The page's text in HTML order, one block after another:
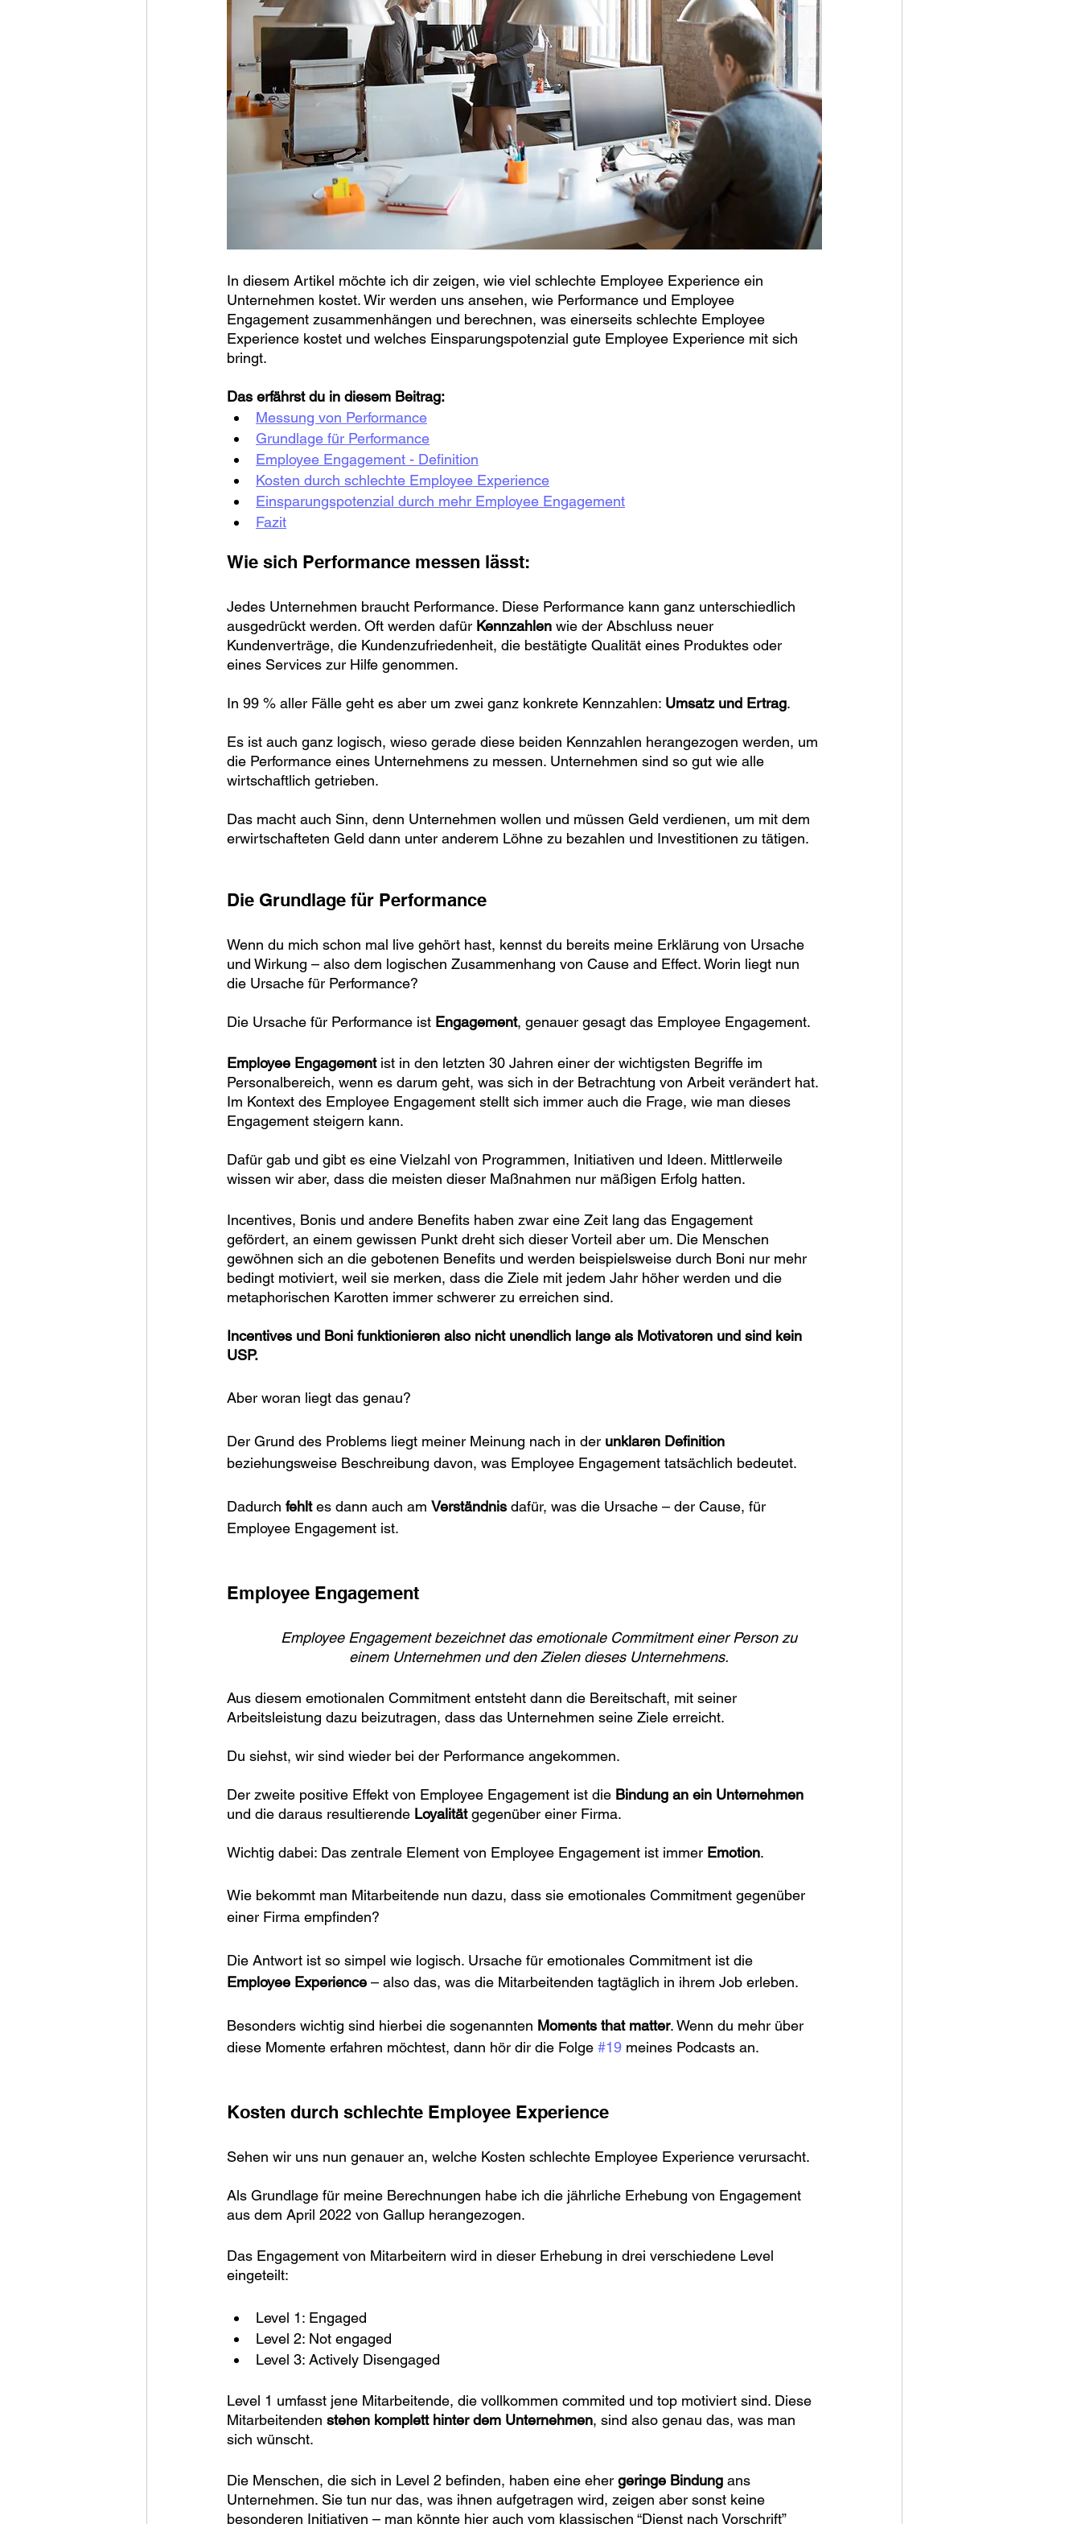
In diesem Artikel möchte ich dir zeigen, wie viel schlechte Employee Experience ein
Unternehmen kostet. Wir werden uns ansehen, wie Performance und Employee
Engagement zusammenhängen und berechnen, was einerseits schlechte Employee
Experience kostet und welches Einsparungspotenzial gute Employee Experience mit sich
bringt.
Das erfährst du in diesem Beitrag:
Messung von Performance
Grundlage für Performance
Employee Engagement - Definition
Kosten durch schlechte Employee Experience
Einsparungspotenzial durch mehr Employee Engagement
Fazit
Wie sich Performance messen lässt:
Jedes Unternehmen braucht Performance. Diese Performance kann ganz unterschiedlich
ausgedrückt werden. Oft werden dafür Kennzahlen wie der Abschluss neuer
Kundenverträge, die Kundenzufriedenheit, die bestätigte Qualität eines Produktes oder
eines Services zur Hilfe genommen.
In 99 % aller Fälle geht es aber um zwei ganz konkrete Kennzahlen: Umsatz und Ertrag.
Es ist auch ganz logisch, wieso gerade diese beiden Kennzahlen herangezogen werden, um
die Performance eines Unternehmens zu messen. Unternehmen sind so gut wie alle
wirtschaftlich getrieben.
Das macht auch Sinn, denn Unternehmen wollen und müssen Geld verdienen, um mit dem
erwirtschafteten Geld dann unter anderem Löhne zu bezahlen und Investitionen zu tätigen.
Die Grundlage für Performance
Wenn du mich schon mal live gehört hast, kennst du bereits meine Erklärung von Ursache
und Wirkung – also dem logischen Zusammenhang von Cause and Effect. Worin liegt nun
die Ursache für Performance?
Die Ursache für Performance ist Engagement, genauer gesagt das Employee Engagement.
Employee Engagement ist in den letzten 30 Jahren einer der wichtigsten Begriffe im
Personalbereich, wenn es darum geht, was sich in der Betrachtung von Arbeit verändert hat.
Im Kontext des Employee Engagement stellt sich immer auch die Frage, wie man dieses
Engagement steigern kann.
Dafür gab und gibt es eine Vielzahl von Programmen, Initiativen und Ideen. Mittlerweile
wissen wir aber, dass die meisten dieser Maßnahmen nur mäßigen Erfolg hatten.
Incentives, Bonis und andere Benefits haben zwar eine Zeit lang das Engagement
gefördert, an einem gewissen Punkt dreht sich dieser Vorteil aber um. Die Menschen
gewöhnen sich an die gebotenen Benefits und werden beispielsweise durch Boni nur mehr
bedingt motiviert, weil sie merken, dass die Ziele mit jedem Jahr höher werden und die
metaphorischen Karotten immer schwerer zu erreichen sind.
Incentives und Boni funktionieren also nicht unendlich lange als Motivatoren und sind kein
USP.
Aber woran liegt das genau?
Der Grund des Problems liegt meiner Meinung nach in der unklaren Definition
beziehungsweise Beschreibung davon, was Employee Engagement tatsächlich bedeutet.
Dadurch fehlt es dann auch am Verständnis dafür, was die Ursache – der Cause, für
Employee Engagement ist.
Employee Engagement
Employee Engagement bezeichnet das emotionale Commitment einer Person zu
einem Unternehmen und den Zielen dieses Unternehmens.
Aus diesem emotionalen Commitment entsteht dann die Bereitschaft, mit seiner
Arbeitsleistung dazu beizutragen, dass das Unternehmen seine Ziele erreicht.
Du siehst, wir sind wieder bei der Performance angekommen.
Der zweite positive Effekt von Employee Engagement ist die Bindung an ein Unternehmen
und die daraus resultierende Loyalität gegenüber einer Firma.
Wichtig dabei: Das zentrale Element von Employee Engagement ist immer Emotion.
Wie bekommt man Mitarbeitende nun dazu, dass sie emotionales Commitment gegenüber
einer Firma empfinden?
Die Antwort ist so simpel wie logisch. Ursache für emotionales Commitment ist die
Employee Experience – also das, was die Mitarbeitenden tagtäglich in ihrem Job erleben.
Besonders wichtig sind hierbei die sogenannten Moments that matter. Wenn du mehr über
diese Momente erfahren möchtest, dann hör dir die Folge #19 meines Podcasts an.
Kosten durch schlechte Employee Experience
Sehen wir uns nun genauer an, welche Kosten schlechte Employee Experience verursacht.
Als Grundlage für meine Berechnungen habe ich die jährliche Erhebung von Engagement
aus dem April 2022 von Gallup herangezogen.
Das Engagement von Mitarbeitern wird in dieser Erhebung in drei verschiedene Level
eingeteilt:
Level 1: Engaged
Level 2: Not engaged
Level 3: Actively Disengaged
Level 1 umfasst jene Mitarbeitende, die vollkommen commited und top motiviert sind. Diese
Mitarbeitenden stehen komplett hinter dem Unternehmen, sind also genau das, was man
sich wünscht.
Die Menschen, die sich in Level 2 befinden, haben eine eher geringe Bindung ans
Unternehmen. Sie tun nur das, was ihnen aufgetragen wird, zeigen aber sonst keine
besonderen Initiativen – man könnte hier auch vom klassischen “Dienst nach Vorschrift”